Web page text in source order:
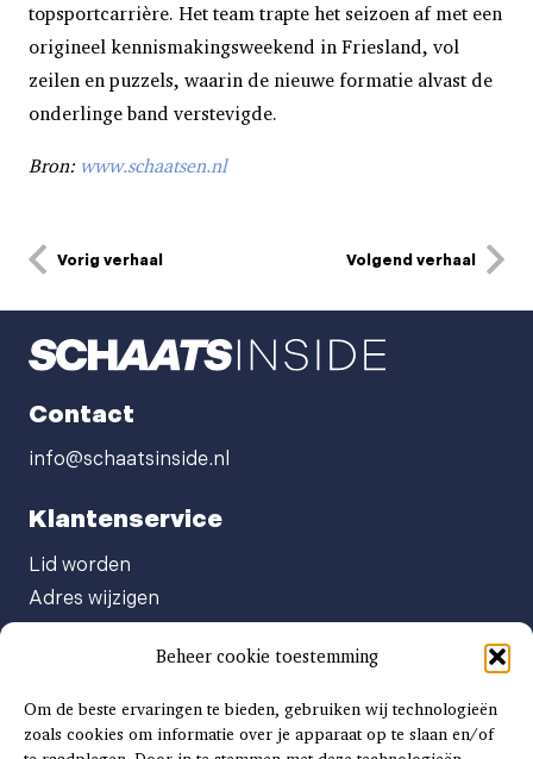
Beheer cookie toestemming
Om de beste ervaringen te bieden, gebruiken wij technologieën
zoals cookies om informatie over je apparaat op te slaan en/of
topsportcarrière. Het team trapte het seizoen af met een
origineel kennismakingsweekend in Friesland, vol
zeilen en puzzels, waarin de nieuwe formatie alvast de
onderlinge band verstevigde.
Bron: www.schaatsen.nl
Vorig verhaal Volgend verhaal
Contact
info@schaatsinside.nl
Klantenservice
Lid worden
Adres wijzigen
Abonnement opzeggen
Afgeven automatische incasso
Factuur betalen